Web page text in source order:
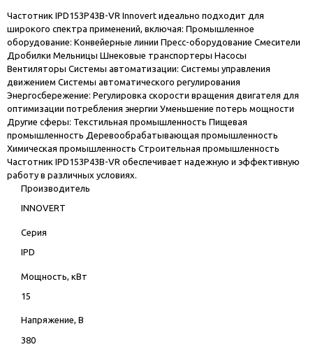
Частотник IPD153P43B-VR Innovert идеально подходит для
широкого спектра применений, включая: Промышленное
оборудование: Конвейерные линии Пресс-оборудование Смесители
Дробилки Мельницы Шнековые транспортеры Насосы
Вентиляторы Системы автоматизации: Системы управления
движением Системы автоматического регулирования
Энергосбережение: Регулировка скорости вращения двигателя для
оптимизации потребления энергии Уменьшение потерь мощности
Другие сферы: Текстильная промышленность Пищевая
промышленность Деревообрабатывающая промышленность
Химическая промышленность Строительная промышленность
Частотник IPD153P43B-VR обеспечивает надежную и эффективную
работу в различных условиях.
Производитель
INNOVERT
Серия
IPD
Мощность, кВт
15
Напряжение, В
380